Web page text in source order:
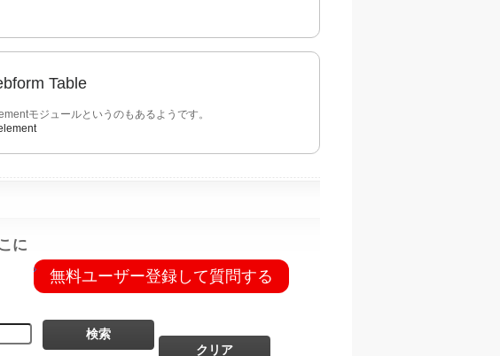
Table
モジュールというのもあるようです。
に
無料ユーザー登録して質問する